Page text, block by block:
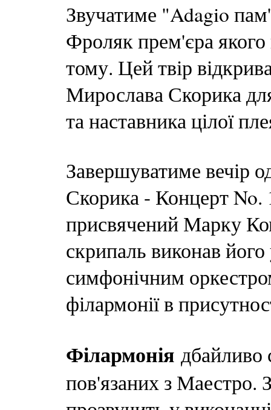
Звучатиме "Adagio
Фроляк прем'єра якого
тому. Цей твір
Мирослава Скорика
та наставника цілої
Завершуватиме вечір
Скорика - Концерт No.
присвячений Марку
скрипаль виконав
симфонічним
філармонії в
Філармонія дбайливо
пов'язаних з Маестро.